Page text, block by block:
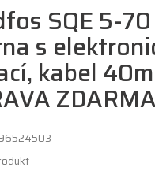
SQE 5-
s
kabel
ZDARMA